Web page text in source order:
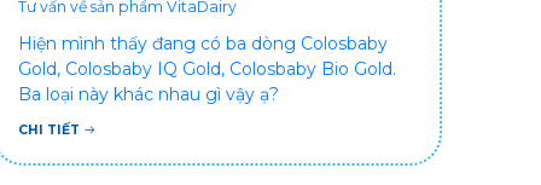
Tư vấn về sản phẩm VitaDairy
Hiện mình thấy đang có ba dòng Colosbaby
Gold, Colosbaby IQ Gold, Colosbaby Bio Gold.
Ba loại này khác nhau gì vậy ạ?
CHI TIẾT